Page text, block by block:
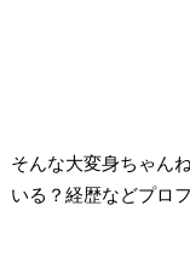
そんな大変身ちゃん
いる？経歴などプロ